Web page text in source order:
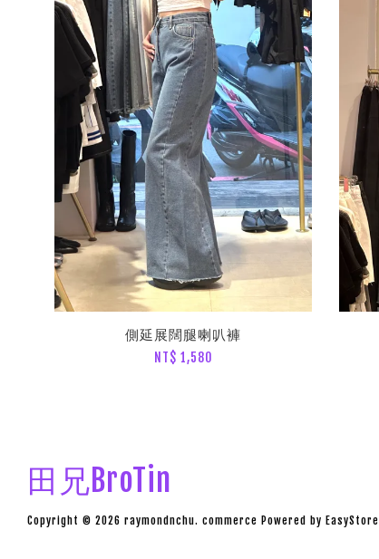
側延展闊腿喇叭褲
NT$ 1,580
田兄BroTin
Copyright © 2026 raymondnchu. commerce Powered by EasyStore